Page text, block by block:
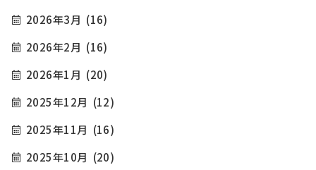
2026年3月 (16)
2026年2月 (16)
2026年1月 (20)
2025年12月 (12)
2025年11月 (16)
2025年10月 (20)